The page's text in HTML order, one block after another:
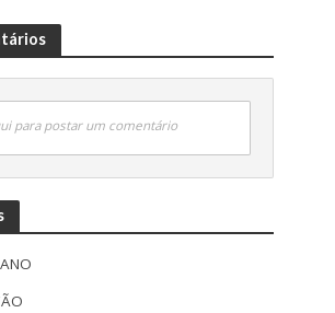
para postar um comentário